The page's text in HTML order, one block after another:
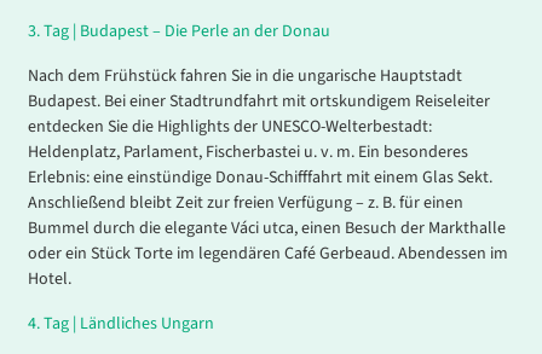
3.Tag | Budapest – Die Perle an der Donau
Nach dem Frühstück fahren Sie in die ungarische Hauptstadt
Budapest. Bei einer Stadtrundfahrt mit ortskundigem Reiseleiter
entdecken Sie die Highlights der UNESCO-Welterbestadt:
Heldenplatz, Parlament, Fischerbastei u. v. m. Ein besonderes
Erlebnis: eine einstündige Donau-Schifffahrt mit einem Glas Sekt.
Anschließend bleibt Zeit zur freien Verfügung – z. B. für einen
Bummel durch die elegante Váci utca, einen Besuch der Markthalle
oder ein Stück Torte im legendären Café Gerbeaud. Abendessen im
Hotel.
4.Tag | Ländliches Ungarn